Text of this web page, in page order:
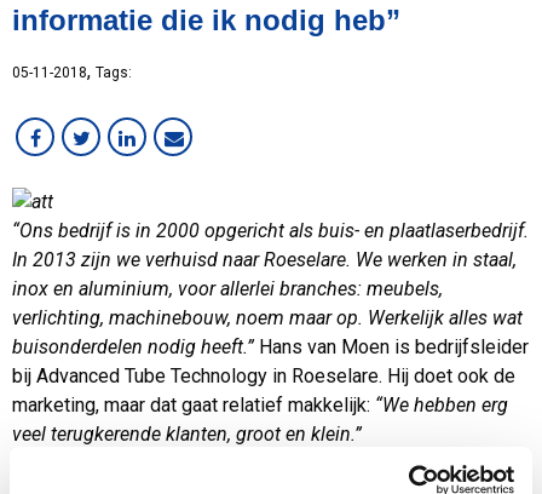
Overig
Services
Werken bij MCB
informatie die ik nodig heb”
05-11-2018, Tags:
“Ons bedrijf is in 2000 opgericht als buis- en plaatlaserbedrijf.
In 2013 zijn we verhuisd naar Roeselare. We werken in staal,
inox en aluminium, voor allerlei branches: meubels,
verlichting, machinebouw, noem maar op. Werkelijk alles wat
buisonderdelen nodig heeft.” Hans van Moen is bedrijfsleider
bij Advanced Tube Technology in Roeselare. Hij doet ook de
marketing, maar dat gaat relatief makkelijk: “We hebben erg
veel terugkerende klanten, groot en klein.”